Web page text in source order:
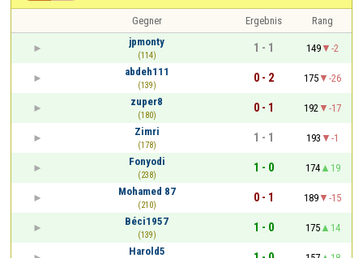
Gegner Ergebnis
Rang
jpmonty
(114)
1 - 1 149
-2
abdeh111
(139)
0 - 2 175
-26
zuper8
(180)
0 - 1 192
-17
Zimri
(178)
1 - 1 193
-1
Fonyodi
(238)
1 - 0 174
19
Mohamed 87
(210)
0 - 1 189
-15
Béci1957
(139)
1 - 0 175
14
Harold5